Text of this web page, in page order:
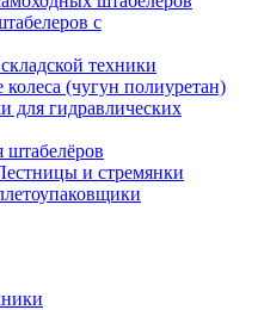
с
техники
(чугун полиуретан)
для гидравлических
штабелёров
и стремянки